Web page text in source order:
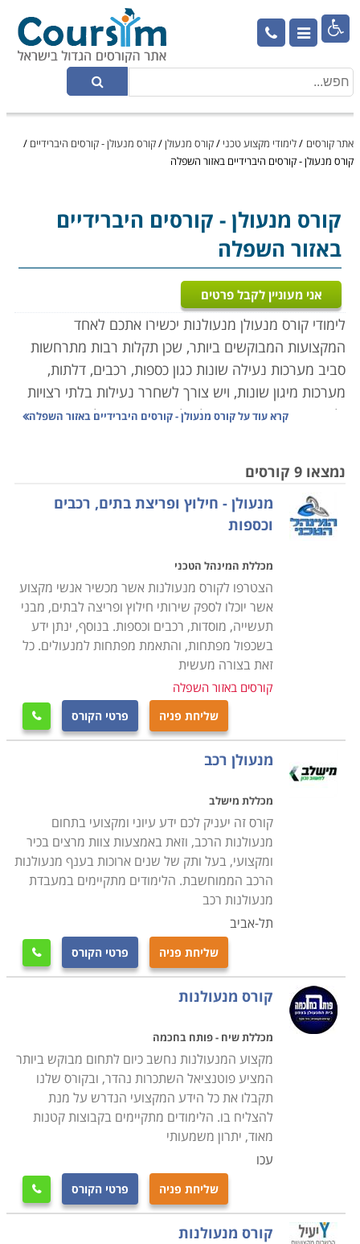

אתר קורסים /לימודי מקצוע טכני /קורס מנעולן/קורס מנעולן - קורסים היברידיים /
קורס מנעולן - קורסים היברידיים באזור השפלה
קורס מנעולן - קורסים היברידיים
באזור השפלה
אני מעוניין לקבל פרטים
לימודי קורס מנעולן מנעולנות יכשירו אתכם לאחד
המקצועות המבוקשים ביותר, שכן תקלות רבות מתרחשות
סביב מערכות נעילה שונות כגון כספות, רכבים, דלתות,
מערכות מיגון שונות, ויש צורך לשחרר נעילות בלתי רצויות
ולשחרר מפתחות, תוך יכולת לאבחן את התקלה באופן מהיר,
רבים מאתנו נתקלים בבעיה המוכרת של דלת שלא ניתן
לנעול אותה בשל מפתח שנשבר בתוך המנעול או רכב
שננעל בשל מפתח שנשכח בתוך הרכב או הלך לאיבוד ואין
בתוך מספר דקות למצוא את הדרך לפרוץ את המערכת
ולאפשר הפעלה תקינה.
קורס מנעולן מעניק ידע מהבסיס, כך שאין כל צורך בידע
מוקדם, וכל אחד שהתחום מעניין אותו, יוכל לקחת בו חלק
ולרכוש לעצמו מקצוע מבוקש ומוביל ואף רווחי ביותר.
במסגרת הקורס יועברו שיעורים תיאורטיים בנושאי סוגי
המנעולים ומערכות הנעילה השונות, טכניקות פריצה,
מנעולים אנלוגיים ואלקטרונים והכשרה מעשית פרקטית
לפתיחת תקלות באופן מדויק, מבלי לגרום נזק למערכת
הקורס מותאם לאנשים עובדים, בתכנית לימודים מרוכזת, כך
שניתן להמשיך לעבוד במקביל ללימודים בקורס ובתוך כ- 4
חודשים לקבל תעודה מקצועית בתחום, אשר באמצעותה
ניתן להשתלב במקומות עבודה רבים כשכיר או לחילופין
לפתוח עסק עצמאי.
היכן ניתן ללמוד
לימודי קורס מנעולנות מתקיימים במרכזי לימוד רבים,
בתכניות לימודים אישיות עם לווי מקצועי צמוד, כאשר חשוב
לוודא כי מקום הלימודים הינו עם וותק והמורים הינם מנוסים
בתחום, כמו גם כי התעודה הניתנת בסיומו של הקורס הינו
מקצועית ומוכרת בחברות המובילות בתחום זה.
בחלק ממוסדות הלימוד קיימת מערכת השמה של כוח אדם,
אשר מטרתה לסייע למסיימים את הקורס בהצלחה למצוא
מקום עבודה ולהשתלב מייד בשוק העבודה, לכן רצוי לבחור
קורס מנעולן במוסד לימודי אשר מעניק את השירות הזה על
קרא עוד עלקורס מנעולן - קורסים היברידיים באזור השפלה
נמצאו 9 קורסים
מנעולן - חילוץ ופריצת בתים, רכבים
וכספות
מכללת המינהל הטכני
הצטרפו לקורס מנעולנות אשר מכשיר אנשי מקצוע
אשר יוכלו לספק שירותי חילוץ ופריצה לבתים, מבני
תעשייה, מוסדות, רכבים וכספות. בנוסף, ינתן ידע
בשכפול מפתחות, והתאמת מפתחות למנעולים. כל
זאת בצורה מעשית
קורסים באזור השפלה
שליחת פניה פרטי הקורס 
מנעולן רכב
מכללת מישלב
קורס זה יעניק לכם ידע עיוני ומקצועי בתחום
מנעולנות הרכב, וזאת באמצעות צוות מרצים בכיר
ומקצועי, בעל ותק של שנים ארוכות בענף מנעולנות
הרכב הממוחשבת. הלימודים מתקיימים במעבדת
מנעולנות רכב
תל-אביב
שליחת פניה פרטי הקורס 
קורס מנעולנות
מכללת שיח - פותח בחכמה
מקצוע המנעולנות נחשב כיום לתחום מבוקש ביותר
המציע פוטנציאל השתכרות נהדר, ובקורס שלנו
תקבלו את כל הידע המקצועי הנדרש על מנת
להצליח בו. הלימודים מתקיימים בקבוצות קטנות
מאוד, יתרון משמעותי
עכו
שליחת פניה פרטי הקורס 
קורס מנעולנות